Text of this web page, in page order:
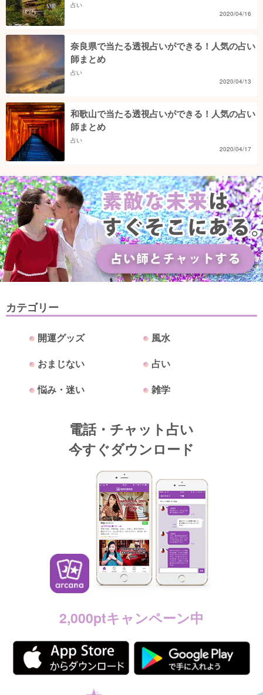
占い
2020/04/16
奈良県で当たる透視占いができる！人気の占い
師まとめ
占い
2020/04/13
和歌山で当たる透視占いができる！人気の占い
師まとめ
占い
2020/04/17
カテゴリー
開運グッズ
風水
おまじない
占い
悩み・迷い
雑学
電話・チャット占い
今すぐダウンロード
2,000ptキャンペーン中